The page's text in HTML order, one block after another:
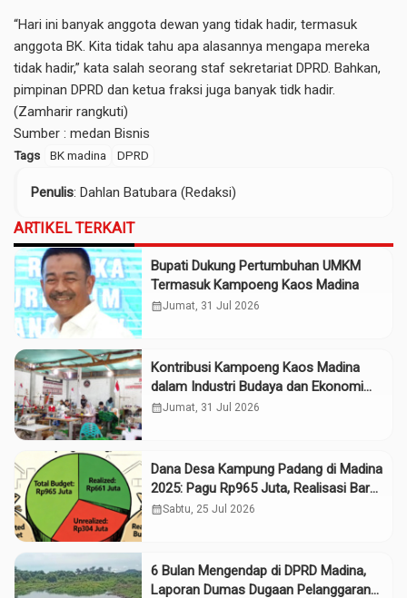
“Hari ini banyak anggota dewan yang tidak hadir, termasuk
anggota BK. Kita tidak tahu apa alasannya mengapa mereka
tidak hadir,” kata salah seorang staf sekretariat DPRD. Bahkan,
pimpinan DPRD dan ketua fraksi juga banyak tidk hadir.
(Zamharir rangkuti)
Sumber : medan Bisnis
Tags BK madina DPRD
Penulis: Dahlan Batubara (Redaksi)
ARTIKEL TERKAIT
Bupati Dukung Pertumbuhan UMKM
Termasuk Kampoeng Kaos Madina
calendar_monthJumat, 31 Jul 2026
Kontribusi Kampoeng Kaos Madina
dalam Industri Budaya dan Ekonomi
Daerah
calendar_monthJumat, 31 Jul 2026
Dana Desa Kampung Padang di Madina
2025: Pagu Rp965 Juta, Realisasi Baru
Rp661 Juta
calendar_monthSabtu, 25 Jul 2026
6 Bulan Mengendap di DPRD Madina,
Laporan Dumas Dugaan Pelanggaran